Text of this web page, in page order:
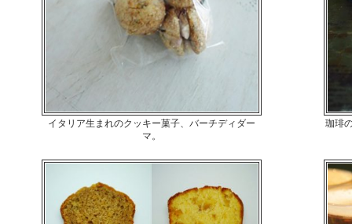
イタリア生まれのクッキー菓子、バーチディダー
マ。
珈琲